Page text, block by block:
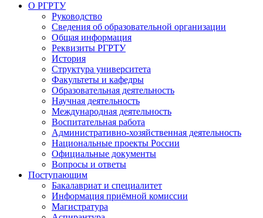
О РГРТУ
Руководство
Сведения об образовательной организации
Общая информация
Реквизиты РГРТУ
История
Структура университета
Факультеты и кафедры
Образовательная деятельность
Научная деятельность
Международная деятельность
Воспитательная работа
Административно-хозяйственная деятельность
Национальные проекты России
Официальные документы
Вопросы и ответы
Поступающим
Бакалавриат и специалитет
Информация приёмной комиссии
Магистратура